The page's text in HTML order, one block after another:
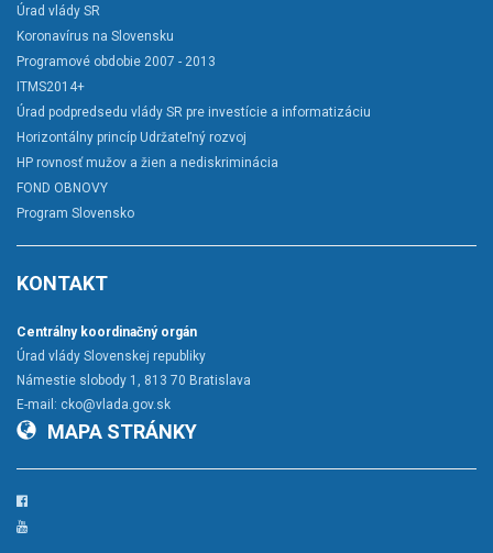
Úrad vlády SR
Koronavírus na Slovensku
Programové obdobie 2007 - 2013
ITMS2014+
Úrad podpredsedu vlády SR pre investície a informatizáciu
Horizontálny princíp Udržateľný rozvoj
HP rovnosť mužov a žien a nediskriminácia
FOND OBNOVY
Program Slovensko
KONTAKT
Centrálny koordinačný orgán
Úrad vlády Slovenskej republiky
Námestie slobody 1, 813 70 Bratislava
E-mail: cko@vlada.gov.sk
MAPA STRÁNKY
Facebook
YouTube